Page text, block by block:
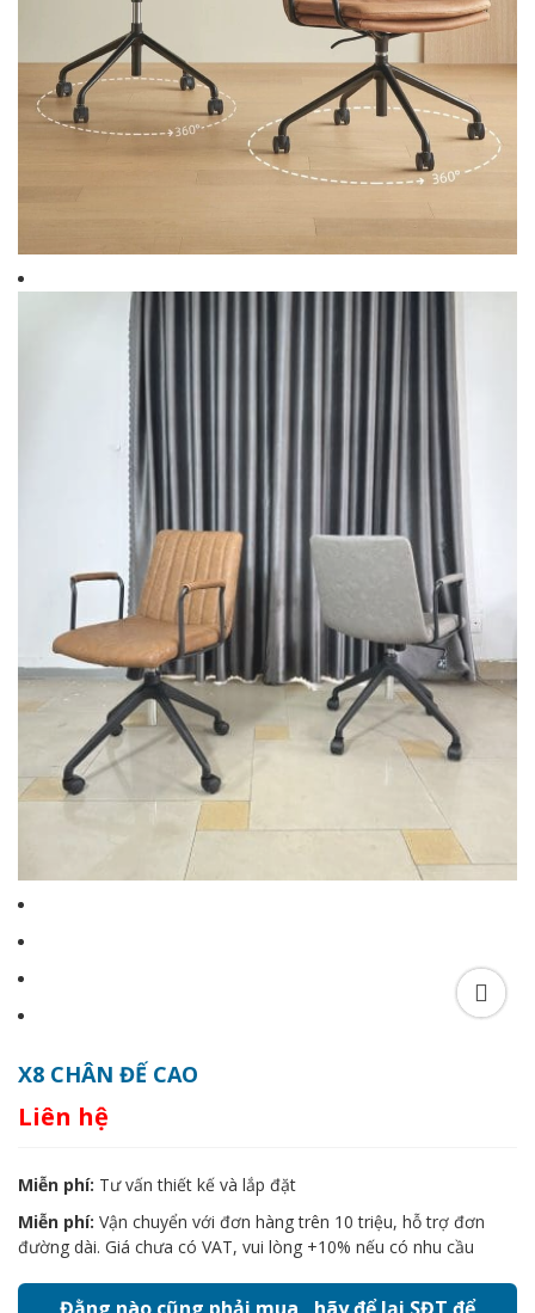
X8 CHÂN ĐẾ CAO
Liên hệ
Miễn phí: Tư vấn thiết kế và lắp đặt
Miễn phí: Vận chuyển với đơn hàng trên 10 triệu, hỗ trợ đơn
đường dài. Giá chưa có VAT, vui lòng +10% nếu có nhu cầu